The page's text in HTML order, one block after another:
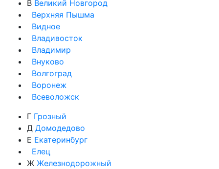
В Великий Новгород
Верхняя Пышма
Видное
Владивосток
Владимир
Внуково
Волгоград
Воронеж
Всеволожск
Г Грозный
Д Домодедово
Е Екатеринбург
Елец
Ж Железнодорожный